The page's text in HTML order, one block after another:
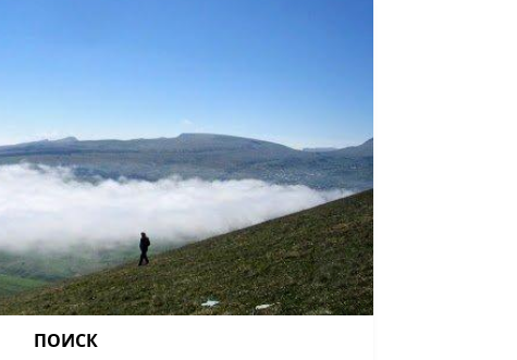
ПОИСК